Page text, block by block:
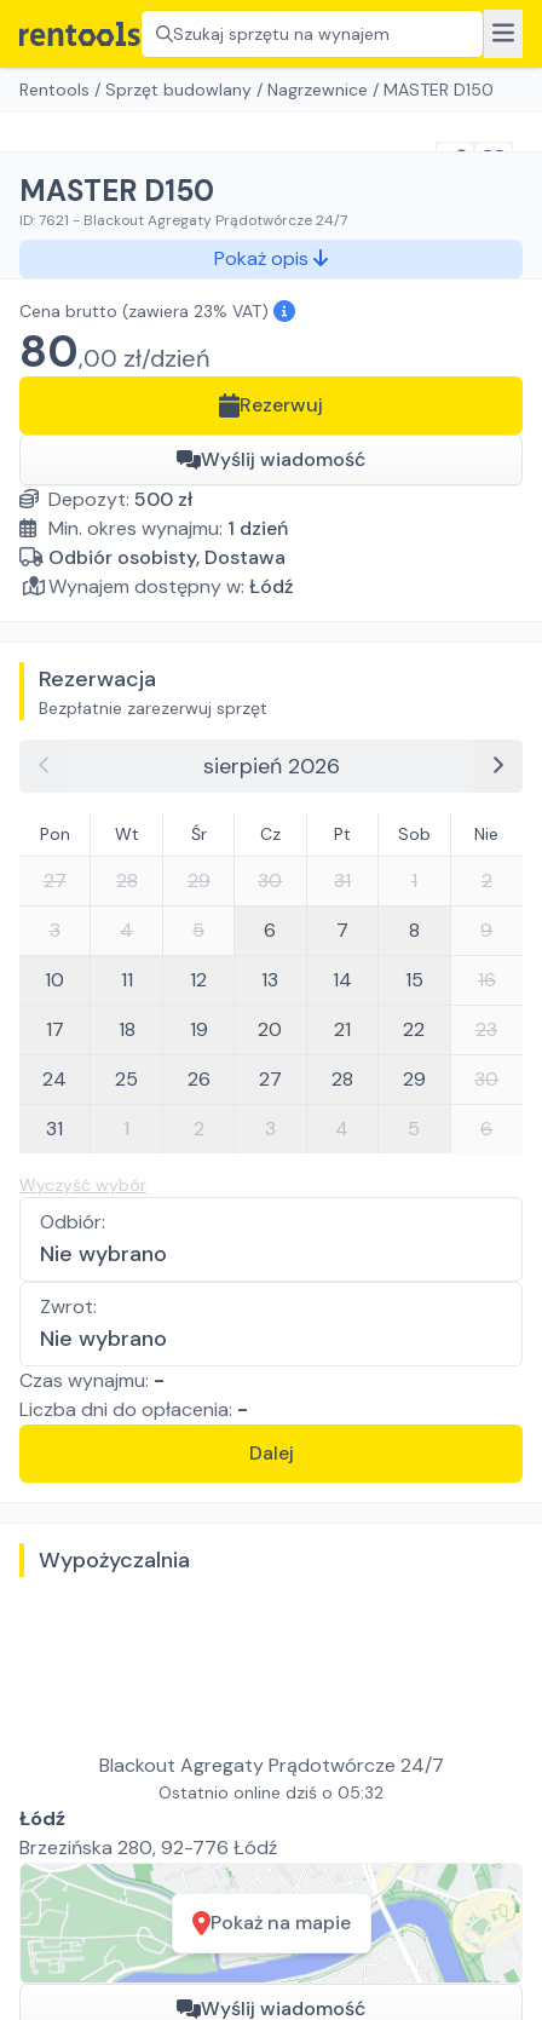
Szukaj sprzętu na wynajem
Rentools / Sprzęt budowlany / Nagrzewnice / MASTER D150
MASTER D150
ID:7621 - Blackout Agregaty Prądotwórcze 24/7
Pokaż opis
Cena brutto (zawiera 23% VAT)
80,00 zł/dzień
Rezerwuj
Wyślij wiadomość
Depozyt: 500 zł
Min. okres wynajmu: 1 dzień
Odbiór osobisty, Dostawa
Wynajem dostępny w: Łódź
Rezerwacja
Bezpłatnie zarezerwuj sprzęt
sierpień 2026
Pon Wt Śr Cz Pt Sob Nie
27 28 29 30 31 1
2
3
4 5 6 7 8
9
10
11 12 13 14 15
16
17
18 19 20 21 22
23
24
25 26 27 28 29
30
31
1 2 3 4 5 6
Wyczyść wybór
Odbiór:
Nie wybrano
Zwrot:
Nie wybrano
Czas wynajmu: -
Liczba dni do opłacenia: -
Dalej
Wypożyczalnia
Blackout Agregaty Prądotwórcze 24/7
Ostatnio online dziś o 05:32
Łódź
Brzezińska 280, 92-776 Łódź
Pokaż na mapie
Wyślij wiadomość